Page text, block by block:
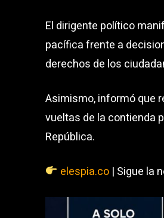
El dirigente político
pacífica frente a
derechos de los
Asimismo, informó que
vueltas de la contienda
República.
elespia.co| Sigue la